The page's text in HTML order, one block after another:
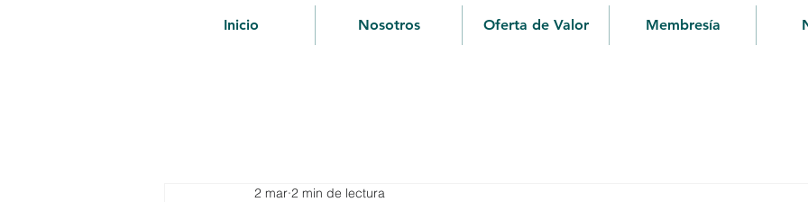
Inicio Nosotros Oferta de Valor Membresía
2 mar 2 min de lectura